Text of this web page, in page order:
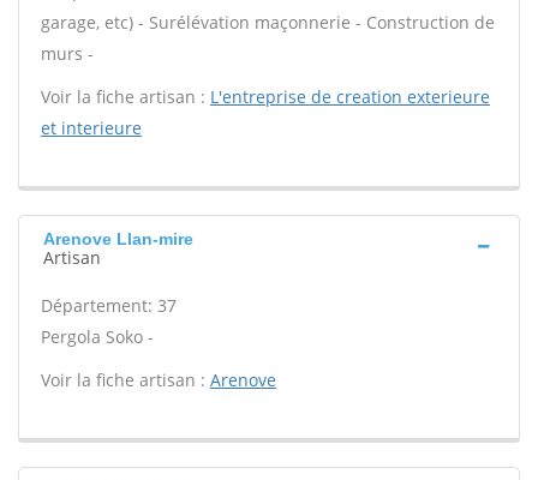
garage, etc) - Surélévation maçonnerie - Construction de
murs -
Voir la fiche artisan : L'entreprise de creation exterieure
et interieure
Arenove Llan-mire
Artisan
Département: 37
Pergola Soko -
Voir la fiche artisan : Arenove